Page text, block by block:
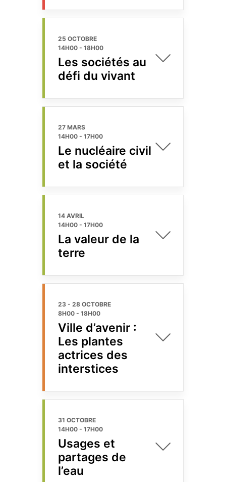
25 OCTOBRE
14H00 - 18H00
Les sociétés au
défi du vivant
27 MARS
14H00 - 17H00
Le nucléaire civil
et la société
14 AVRIL
14H00 - 17H00
La valeur de la
terre
23 - 28 OCTOBRE
8H00 - 18H00
Ville d’avenir :
Les plantes
actrices des
interstices
31 OCTOBRE
14H00 - 17H00
Usages et
partages de
l’eau